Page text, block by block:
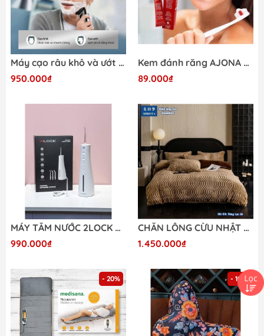
Máy cạo râu khô và ướt Philips S1301/02
950.000₫
Kem đánh răng AJONA LOẠI BỎ CAO VÀ CHỐNG VIÊM
89.000₫
MÁY TĂM NƯỚC 2LOCK WP25B-0101W
990.000₫
CHĂN LÔNG CỪU NHẬT BẢN MIROTA (2x2m3, 5kg)
1.450.000₫
- 20% - 10%